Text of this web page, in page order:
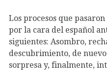
Los procesos que
por la cara del español
siguientes: Asombro,
descubrimiento, de
sorpresa y, finalmente,